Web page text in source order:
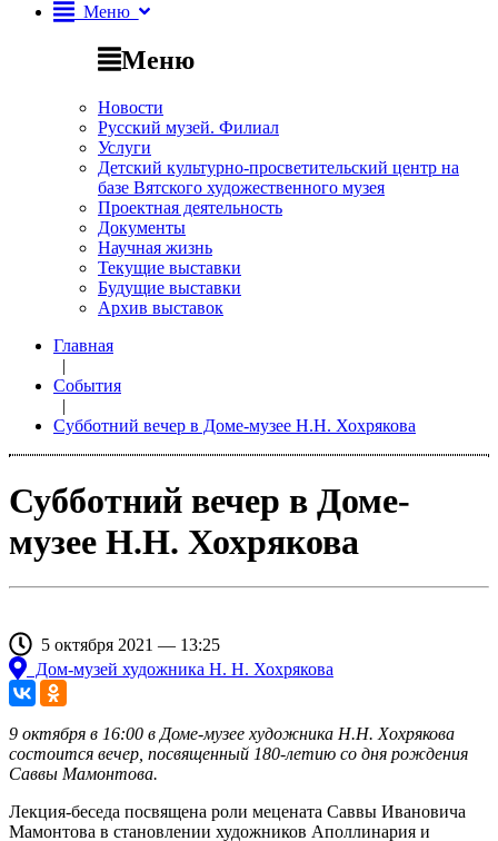
Меню
Меню
Новости
Русский музей. Филиал
Услуги
Детский культурно-просветительский центр на
базе Вятского художественного музея
Проектная деятельность
Документы
Научная жизнь
Текущие выставки
Будущие выставки
Архив выставок
Главная
|
События
|
Субботний вечер в Доме-музее Н.Н. Хохрякова
Субботний вечер в Доме-
музее Н.Н. Хохрякова
5 октября 2021 — 13:25
Дом-музей художника Н. Н. Хохрякова
9 октября в 16:00 в Доме-музее художника Н.Н. Хохрякова
состоится вечер, посвященный 180-летию со дня рождения
Саввы Мамонтова.
Лекция-беседа посвящена роли мецената Саввы Ивановича
Мамонтова в становлении художников Аполлинария и